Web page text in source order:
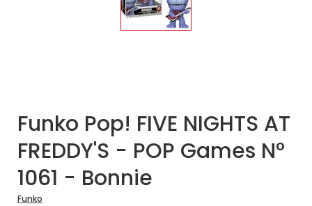
Funko Pop! FIVE NIGHTS AT
FREDDY'S - POP Games N°
1061 - Bonnie
Funko